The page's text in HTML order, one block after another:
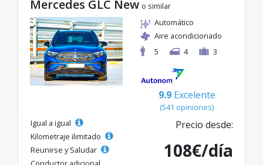
Mercedes GLC New o similar
Automático
Aire acondicionado
5
4 3
9.9 Excelente
(541 opiniones)
Igual a igual
Kilometraje ilimitado
Reunirse y Saludar
Precio desde:
108€/día